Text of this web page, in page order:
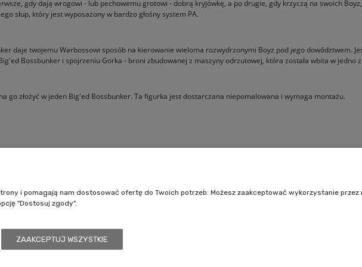
gdy dają wrogowi - lub pechowemu grotowi - dobrą kryjówkę, a po drugie, gdy krzyczą na swoich
słup, który jest wyposażony w bardzo głośny system PA.
daje twojemu Warbossowi sposób na kierowanie wieloma rozwydrzonymi Boyz pod jego dowództwem.
Bossbunker i spojrzeniu Gorka - broni zbudowanej z maszyny odrzutowej, która została wbita w jedno
go złożyć w jeden Big'ed Bossbunker. Ta figurka jest dostarczana niepomalowana i wymaga montażu.
Jak kupować?
Polityka prywatności
Logowanie
i pomagają nam dostosować ofertę do Twoich potrzeb. Możesz zaakceptować wykorzystanie
"Dostosuj zgody".
ZAAKCEPTUJ WSZYSTKIE